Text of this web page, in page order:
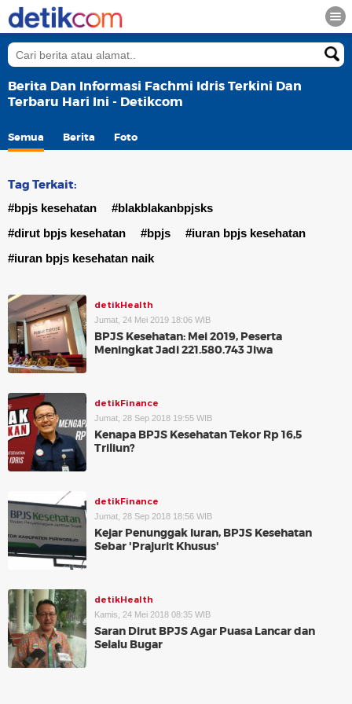
Berita Dan Informasi Fachmi Idris Terkini Dan
Terbaru Hari Ini - Detikcom
Semua Berita Foto
Tag Terkait:
#bpjs kesehatan
#blakblakanbpjsks
#dirut bpjs kesehatan
#bpjs
#iuran bpjs kesehatan
#iuran bpjs kesehatan naik
detikHealth
Jumat, 24 Mei 2019 18:06 WIB
BPJS Kesehatan: Mei 2019, Peserta
Meningkat Jadi 221.580.743 Jiwa
detikFinance
Jumat, 28 Sep 2018 19:55 WIB
Kenapa BPJS Kesehatan Tekor Rp 16,5
Triliun?
detikFinance
Jumat, 28 Sep 2018 18:56 WIB
Kejar Penunggak Iuran, BPJS Kesehatan
Sebar 'Prajurit Khusus'
detikHealth
Kamis, 24 Mei 2018 08:35 WIB
Saran Dirut BPJS Agar Puasa Lancar dan
Selalu Bugar